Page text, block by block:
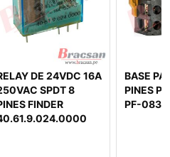
DE 24VDC 16A
SPDT 8
FINDER
BASE
PINES
PF-083A